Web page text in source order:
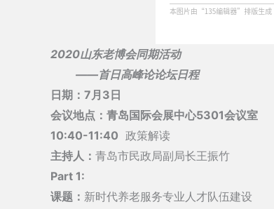
2020山东老博会同期活动
——首日高峰论论坛日程
日期：7月3日
会议地点：青岛国际会展中心5301会议室
10:40-11:40 政策解读
主持人： 青岛市民政局副局长王振竹
Part 1:
课题： 新时代养老服务专业人才队伍建设